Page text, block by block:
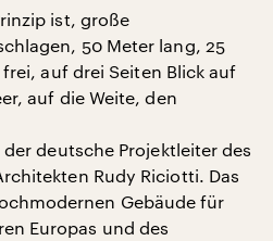
ist, große
50 Meter lang, 25
auf drei Seiten Blick auf
auf die Weite, den
deutsche Projektleiter des
Rudy Riciotti. Das
Gebäude für
Europas und des